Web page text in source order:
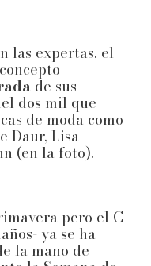
las expertas, el
de sus
dos mil que
de moda como
Daur, Lisa
(en la foto).
pero el C
ya se ha
la mano de